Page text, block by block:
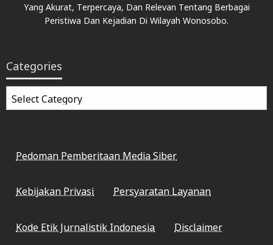
Yang Akurat, Terpercaya, Dan Relevan Tentang Berbagai
Peristiwa Dan Kejadian Di Wilayah Wonosobo.
Categories
Categories
Pedoman Pemberitaan Media Siber
Kebijakan Privasi Persyaratan Layanan
Kode Etik Jurnalistik Indonesia Disclaimer